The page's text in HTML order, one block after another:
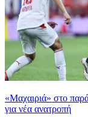
«Μαχαιριά» στο
για νέα ανατροπή